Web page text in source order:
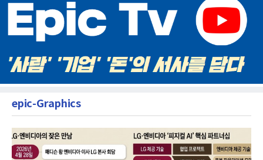
epic-Graphics